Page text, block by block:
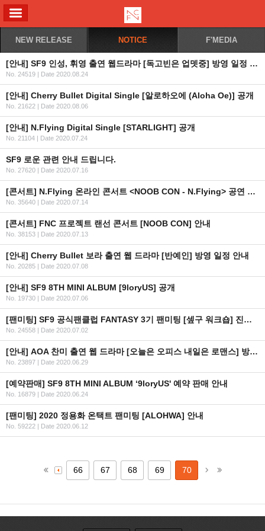
NEW RELEASE NOTICE F'MEDIA
[안내] SF9 인성, 휘영 출연 웹드라마 [독고빈은 업뎃중] 방영 일정 안내
No. 24519 | Date 2020.08.24
[안내] Cherry Bullet Digital Single [알로하오에 (Aloha Oe)] 공개
No. 21622 | Date 2020.08.06
[안내] N.Flying Digital Single [STARLIGHT] 공개
No. 21104 | Date 2020.07.24
SF9 로운 관련 안내 드립니다.
No. 27620 | Date 2020.07.16
[콘서트] N.Flying 온라인 콘서트 <NOOB CON - N.Flying> 공연 안내
No. 35640 | Date 2020.07.14
[콘서트] FNC 프로젝트 랜선 콘서트 [NOOB CON] 안내
No. 38153 | Date 2020.07.13
[안내] Cherry Bullet 보라 출연 웹 드라마 [반예인] 방영 일정 안내
No. 20285 | Date 2020.07.08
[안내] SF9 8TH MINI ALBUM [9loryUS] 공개
No. 19730 | Date 2020.07.06
[팬미팅] SF9 공식팬클럽 FANTASY 3기 팬미팅 [셒구 워크숍] 진행 사항 관련 3차 안내
No. 24558 | Date 2020.07.02
[안내] AOA 찬미 출연 웹 드라마 [오늘은 오피스 내일은 로맨스] 방영 일정 안내
No. 23897 | Date 2020.06.29
[예약판매] SF9 8TH MINI ALBUM ‘9loryUS' 예약 판매 안내
No. 16879 | Date 2020.06.24
[팬미팅] 2020 정용화 온택트 팬미팅 [ALOHWA] 안내
No. 59222 | Date 2020.06.12
66 67 68 69 70